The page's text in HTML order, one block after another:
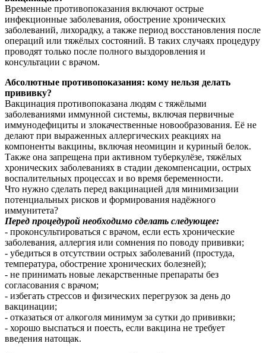
Временные противопоказания включают острые
инфекционные заболевания, обострение хронических
заболеваний, лихорадку, а также период восстановления после
операций или тяжёлых состояний. В таких случаях процедуру
проводят только после полного выздоровления и
консультации с врачом.
Абсолютные противопоказания: кому нельзя делать
прививку?
Вакцинация противопоказана людям с тяжёлыми
заболеваниями иммунной системы, включая первичные
иммунодефициты и злокачественные новообразования. Её не
делают при выраженных аллергических реакциях на
компоненты вакцины, включая неомицин и куриный белок.
Также она запрещена при активном туберкулёзе, тяжёлых
хронических заболеваниях в стадии декомпенсации, острых
воспалительных процессах и во время беременности.
Что нужно сделать перед вакцинацией для минимизации
потенциальных рисков и формирования надёжного
иммунитета?
Перед процедурой необходимо сделать следующее:
- проконсультироваться с врачом, если есть хронические
заболевания, аллергия или сомнения по поводу прививки;
- убедиться в отсутствии острых заболеваний (простуда,
температура, обострение хронических болезней);
- не принимать новые лекарственные препараты без
согласования с врачом;
- избегать стрессов и физических перегрузок за день до
вакцинации;
- отказаться от алкоголя минимум за сутки до прививки;
- хорошо выспаться и поесть, если вакцина не требует
введения натощак.